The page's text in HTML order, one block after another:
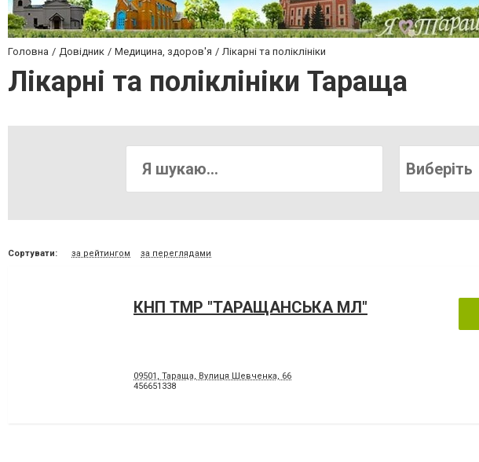
Головна Довідник Медицина, здоров'я Лікарні та поліклініки
Лікарні та поліклініки Тараща
Виберіть
Сортувати: за рейтингом за переглядами
КНП ТМР "ТАРАЩАНСЬКА МЛ"
09501, Тараща, Вулиця Шевченка, 66
456651338